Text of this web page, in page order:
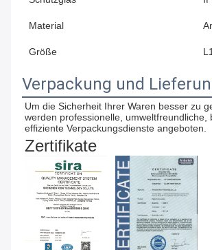
Material
Größe
Verpackung und
Um die Sicherheit Ihrer Waren besser zu
werden professionelle, umweltfreundliche,
effiziente Verpackungsdienste angeboten.
Zertifikate